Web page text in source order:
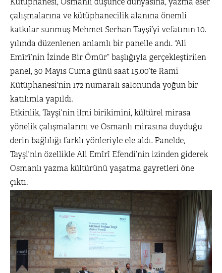
Kütüphanesi, Osmanlı düşünce dünyasına, yazma eser
çalışmalarına ve kütüphanecilik alanına önemli
katkılar sunmuş Mehmet Serhan Tayşi’yi vefatının 10.
yılında düzenlenen anlamlı bir panelle andı. “Ali
Emîrî’nin İzinde Bir Ömür” başlığıyla gerçekleştirilen
panel, 30 Mayıs Cuma günü saat 15.00’te Rami
Kütüphanesi'nin 172 numaralı salonunda yoğun bir
katılımla yapıldı.
Etkinlik, Tayşi’nin ilmi birikimini, kültürel mirasa
yönelik çalışmalarını ve Osmanlı mirasına duyduğu
derin bağlılığı farklı yönleriyle ele aldı. Panelde,
Tayşi’nin özellikle Ali Emîrî Efendi’nin izinden giderek
Osmanlı yazma kültürünü yaşatma gayretleri öne
çıktı.